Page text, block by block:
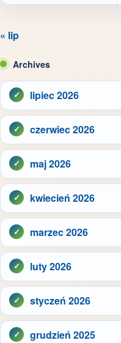
« lip
Archives
lipiec 2026
czerwiec 2026
maj 2026
kwiecień 2026
marzec 2026
luty 2026
styczeń 2026
grudzień 2025